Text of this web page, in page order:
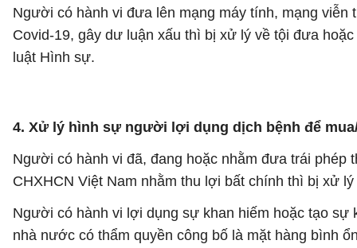
Người có hành vi đưa lên mạng máy tính, mạng
Covid-19, gây dư luận xấu thì bị xử lý về tội đưa
luật Hình sự.
4. Xử lý hình sự người lợi dụng dịch bệnh để
Người có hành vi đã, đang hoặc nhằm đưa trái
CHXHCN Việt Nam nhằm thu lợi bất chính thì bị xử
Người có hành vi lợi dụng sự khan hiếm hoặc tạo
nhà nước có thẩm quyền công bố là mặt hàng bình